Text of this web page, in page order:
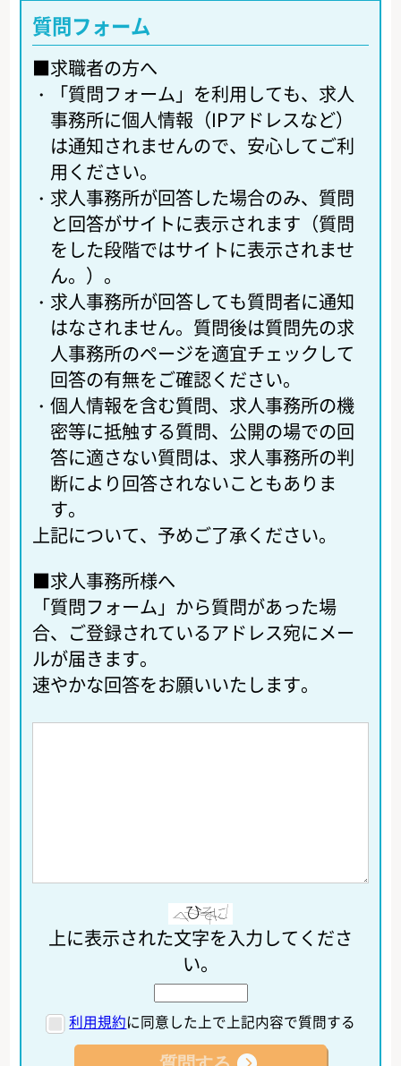
質問フォーム
■求職者の方へ
・
「質問フォーム」を利用しても、求人
事務所に個人情報（IPアドレスなど）
は通知されませんので、安心してご利
用ください。
・ 求人事務所が回答した場合のみ、質問
と回答がサイトに表示されます（質問
をした段階ではサイトに表示されませ
ん。）。
・ 求人事務所が回答しても質問者に通知
はなされません。質問後は質問先の求
人事務所のページを適宜チェックして
回答の有無をご確認ください。
・ 個人情報を含む質問、求人事務所の機
密等に抵触する質問、公開の場での回
答に適さない質問は、求人事務所の判
断により回答されないこともありま
す。
上記について、予めご了承ください。
■求人事務所様へ
「質問フォーム」から質問があった場
合、ご登録されているアドレス宛にメー
ルが届きます。
速やかな回答をお願いいたします。
上に表示された文字を入力してくださ
い。
利用規約に同意した上で上記内容で質問する